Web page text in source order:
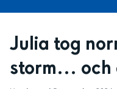
Julia tog
storm... och